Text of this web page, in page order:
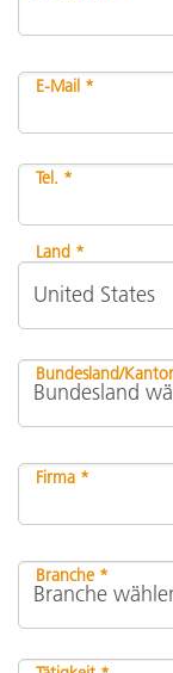
E-Mail *
Tel. *
Land *
Bundesland/
Firma *
Branche *